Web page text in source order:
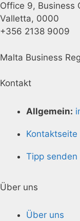
Office 9, Business
Valletta, 0000
+356 2138 9009
Malta Business
Kontakt
Allgemein:
Kontaktseite
Tipp senden
Über uns
Über uns